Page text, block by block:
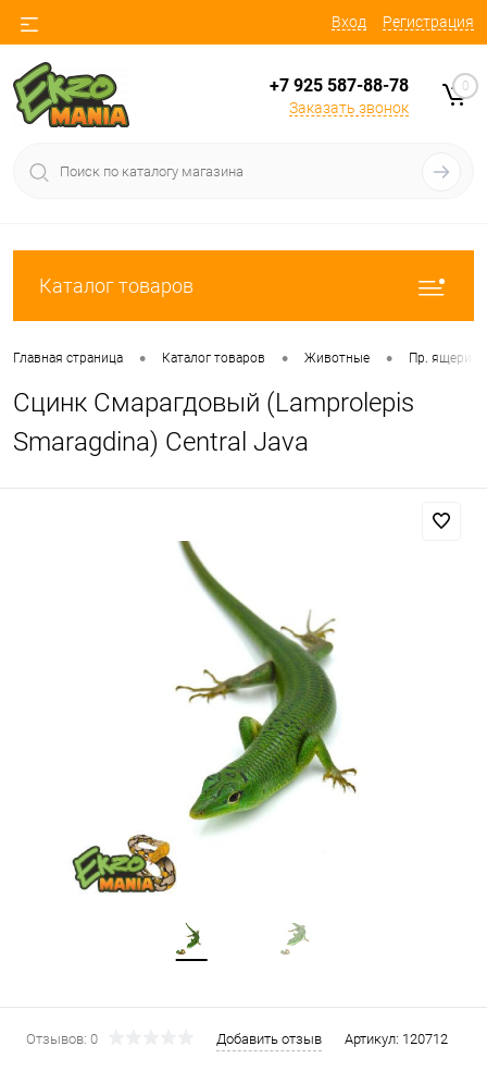
Вход Регистрация
+7 925 587-88-78
Заказать звонок
0
Каталог товаров
Главная страница • Каталог товаров • Животные • Пр.
Сцинк Смарагдовый (Lamprolepis
Smaragdina) Central Java
Отзывов: 0 Добавить отзыв Артикул: 120712